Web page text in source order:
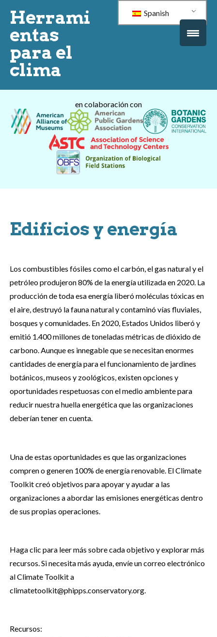
Herrami
entas
para el
clima
Spanish
en colaboración con
Edificios y energía
Los combustibles fósiles como el carbón, el gas natural y el
petróleo produjeron 80% de la energía utilizada en 2020. La
producción de toda esa energía liberó moléculas tóxicas en
el aire, destruyó la fauna natural y contaminó vías fluviales,
bosques y comunidades. En 2020, Estados Unidos liberó y
emitió 1.400 millones de toneladas métricas de dióxido de
carbono. Aunque es innegable que se necesitan enormes
cantidades de energía para el funcionamiento de jardines
botánicos, museos y zoológicos, existen opciones y
oportunidades respetuosas con el medio ambiente para
reducir nuestra huella energética que las organizaciones
deberían tener en cuenta.
Una de estas oportunidades es que las organizaciones
compren o generen 100% de energía renovable. El Climate
Toolkit creó objetivos para apoyar y ayudar a las
organizaciones a abordar las emisiones energéticas dentro
de sus propias operaciones.
Haga clic para leer más sobre cada objetivo y explorar más
recursos. Si necesita más ayuda, envíe un correo electrónico
al Climate Toolkit a
climatetoolkit@phipps.conservatory.org.
Recursos: